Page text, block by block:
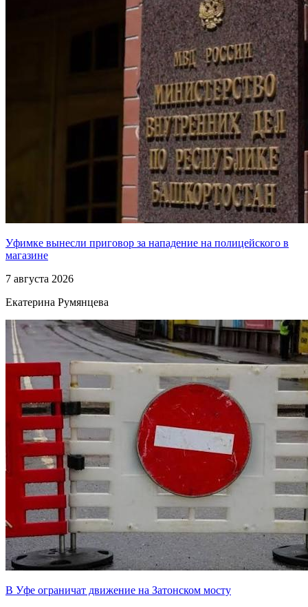
Уфимке вынесли приговор за нападение на полицейского в
магазине
7 августа 2026
Екатерина Румянцева
В Уфе ограничат движение на Затонском мосту